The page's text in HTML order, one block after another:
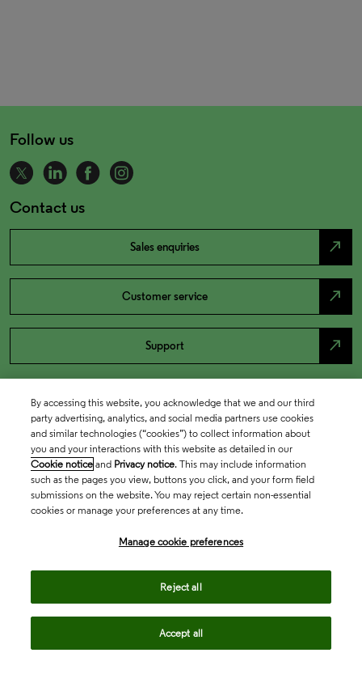
Follow us
Contact us
Sales enquiries north_east
Customer service north_east
Support north_east
By accessing this website, you acknowledge that we and our third
party advertising, analytics, and social media partners use cookies
and similar technologies (“cookies”) to collect information about
you and your interactions with this website as detailed in our
Cookie notice and Privacy notice. This may include information
such as the pages you view, buttons you click, and your form field
submissions on the website. You may reject certain non-essential
cookies or manage your preferences at any time.
Manage cookie preferences
Reject all
Accept all